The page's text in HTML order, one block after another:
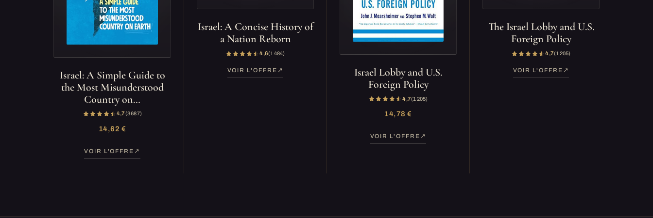
Israel: A Simple Guide to
the Most Misunderstood
Country on…
4,7(3 687)
14,62 €
VOIR L'OFFRE
Israel: A Concise History of
a Nation Reborn
4,6(1 484)
VOIR L'OFFRE
Israel Lobby and U.S.
Foreign Policy
4,7(1 205)
14,78 €
VOIR L'OFFRE
The Israel Lobby and U.S.
Foreign Policy
4,7(1 205)
VOIR L'OFFRE